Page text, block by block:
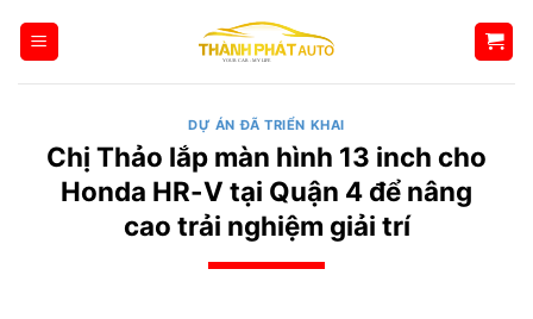
qua
DỰ ÁN ĐÃ TRIỂN KHAI
Chị Thảo lắp màn hình 13 inch cho
Honda HR-V tại Quận 4 để nâng
cao trải nghiệm giải trí